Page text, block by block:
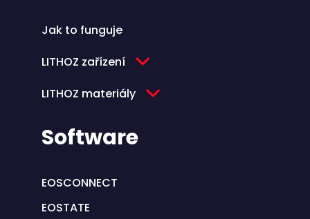
Jak to funguje
LITHOZ zařízení
LITHOZ materiály
Software
EOSCONNECT
EOSTATE